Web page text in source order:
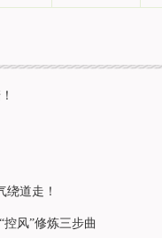
道走！
风”修炼三步曲